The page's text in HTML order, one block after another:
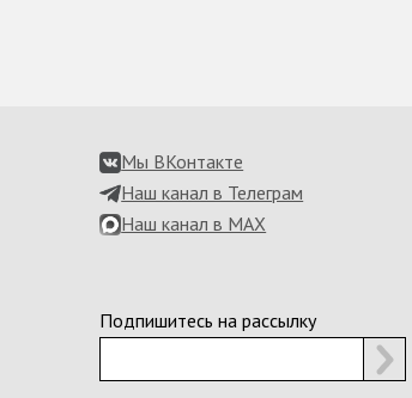
Мы ВКонтакте
Наш канал в Телеграм
Наш канал в MAX
Подпишитесь на рассылку